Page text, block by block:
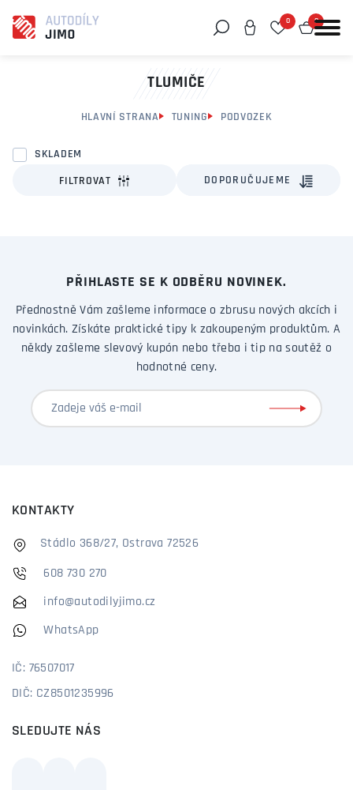
0 0
TLUMIČE
HLAVNÍ STRANA TUNING PODVOZEK
SKLADEM
FILTROVAT DOPORUČUJEME
PŘIHLASTE SE K ODBĚRU NOVINEK.
Přednostně Vám zašleme informace o zbrusu nových akcích i
novinkách. Získáte praktické tipy k zakoupeným produktům. A
někdy zašleme slevový kupón nebo třeba i tip na soutěž o
hodnotné ceny.
KONTAKTY
Stádlo 368/27, Ostrava 72526
608 730 270
info@autodilyjimo.cz
WhatsApp
IČ: 76507017
DIČ: CZ8501235996
SLEDUJTE NÁS
Můžeme vám pomoci něco najít?